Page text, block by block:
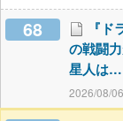
68
『
の戦闘
星人は…
2026/08/